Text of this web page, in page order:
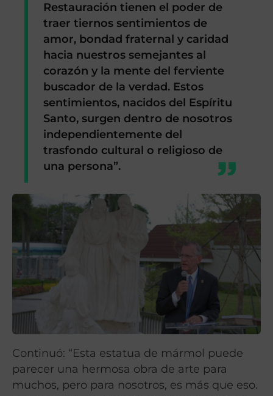
Restauración tienen el poder de
traer tiernos sentimientos de
amor, bondad fraternal y caridad
hacia nuestros semejantes al
corazón y la mente del ferviente
buscador de la verdad. Estos
sentimientos, nacidos del Espíritu
Santo, surgen dentro de nosotros
independientemente del
trasfondo cultural o religioso de
una persona”.
Continuó: “Esta estatua de mármol puede
parecer una hermosa obra de arte para
muchos, pero para nosotros, es más que eso.